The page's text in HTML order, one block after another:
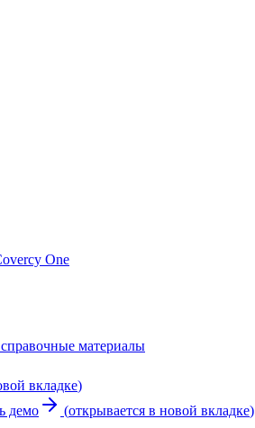
One
материалы
вкладке)
демо (открывается в новой вкладке)